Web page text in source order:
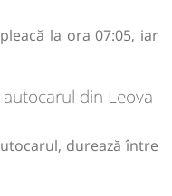
la ora 07:05, iar
din Leova
durează între